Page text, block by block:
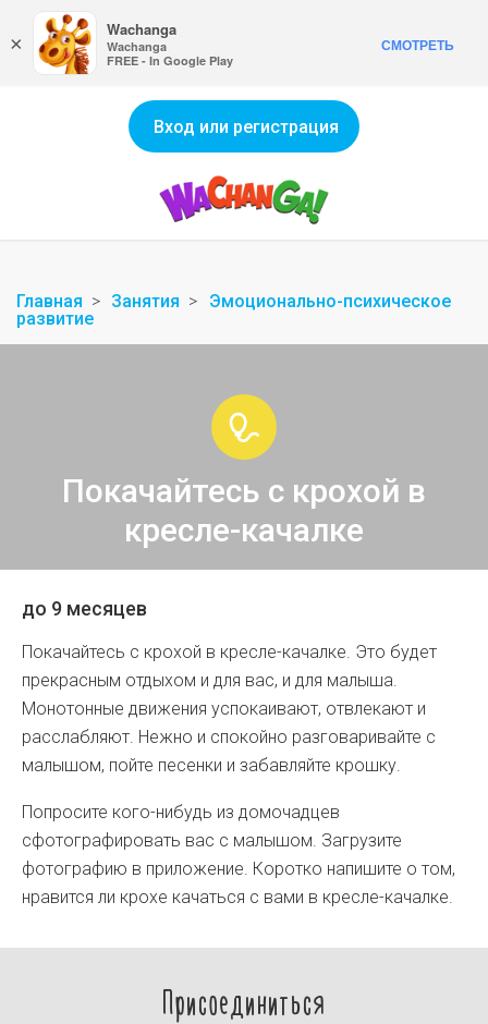
Вход или регистрация
Главная Занятия
Эмоционально-психическое
развитие
Покачайтесь с крохой в
кресле-качалке
до 9 месяцев
Покачайтесь с крохой в кресле-качалке. Это будет
прекрасным отдыхом и для вас, и для малыша.
Монотонные движения успокаивают, отвлекают и
расслабляют. Нежно и спокойно разговаривайте с
малышом, пойте песенки и забавляйте крошку.
Попросите кого-нибудь из домочадцев
сфотографировать вас с малышом. Загрузите
фотографию в приложение. Коротко напишите о том,
нравится ли крохе качаться с вами в кресле-качалке.
Присоединиться
×
Wachanga
Wachanga
FREE - In Google Play
СМОТРЕТЬ